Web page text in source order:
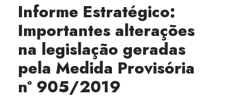
Informe Estratégico:
Importantes alterações
na legislação geradas
pela Medida Provisória
nº 905/2019